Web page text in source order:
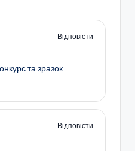
Відповісти
та зразок
Відповісти